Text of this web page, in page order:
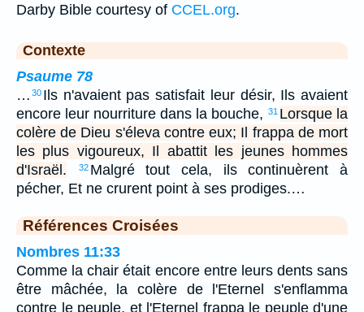
Darby Bible courtesy of CCEL.org.
Contexte
Psaume 78
… 30 Ils n'avaient pas satisfait leur désir, Ils avaient
encore leur nourriture dans la bouche, 31 Lorsque la
colère de Dieu s'éleva contre eux; Il frappa de mort
les plus vigoureux, Il abattit les jeunes hommes
d'Israël.
32 Malgré tout cela, ils continuèrent à
pécher, Et ne crurent point à ses prodiges.…
Références Croisées
Nombres 11:33
Comme la chair était encore entre leurs dents sans
être mâchée, la colère de l'Eternel s'enflamma
contre le peuple, et l'Eternel frappa le peuple d'une